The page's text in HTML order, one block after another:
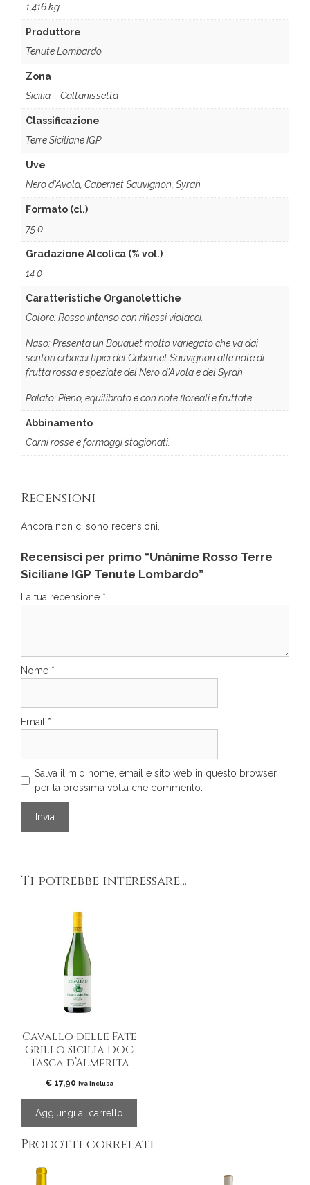
1,416 kg
Produttore
Tenute Lombardo
Zona
Sicilia – Caltanissetta
Classificazione
Terre Siciliane IGP
Uve
Nero d'Avola, Cabernet Sauvignon, Syrah
Formato (cl.)
75.0
Gradazione Alcolica (% vol.)
14.0
Caratteristiche Organolettiche
Colore: Rosso intenso con riflessi violacei.
Naso: Presenta un Bouquet molto variegato che va dai
sentori erbacei tipici del Cabernet Sauvignon alle note di
frutta rossa e speziate del Nero d’Avola e del Syrah
Palato: Pieno, equilibrato e con note floreali e fruttate
Abbinamento
Carni rosse e formaggi stagionati.
Recensioni
Ancora non ci sono recensioni.
Recensisci per primo “Unànime Rosso Terre
Siciliane IGP Tenute Lombardo”
La tua recensione *
Nome *
Email *
Salva il mio nome, email e sito web in questo browser
per la prossima volta che commento.
Ti potrebbe interessare…
Cavallo delle Fate
Grillo Sicilia DOC
Tasca d’Almerita
€17,90 Iva inclusa
Aggiungi al carrello
Prodotti correlati